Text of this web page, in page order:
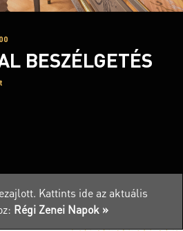
BESZÉLGETÉS
Kattints ide az aktuális
Régi Zenei Napok »